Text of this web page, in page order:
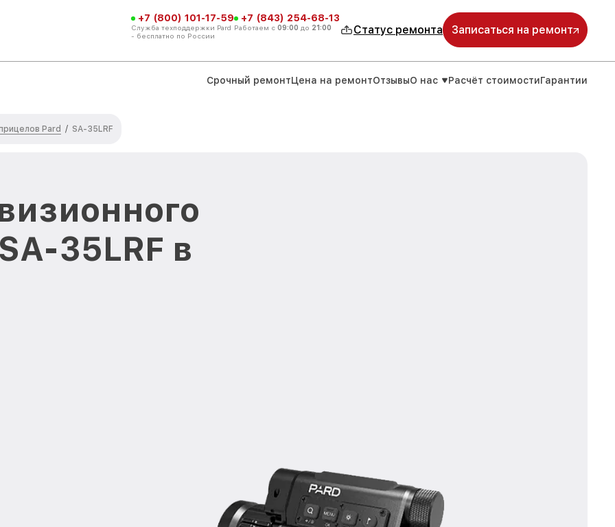
+7 (800) 101-17-59
Служба техподдержки Pard
- бесплатно по России
+7 (843) 254-68-13
Работаем с 09:00 до 21:00 Статус ремонта Записаться на ремонт
Срочный ремонтЦена на ремонтОтзывыО нас Расчёт стоимостиГарантии
Pard / SA-35LRF
35LRF в